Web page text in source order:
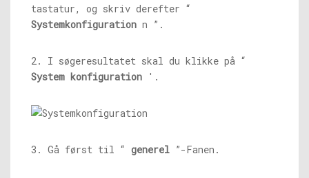
tastatur, og skriv derefter “
Systemkonfiguration n ”.
2. I søgeresultatet skal du klikke på “
System konfiguration '.
3. Gå først til “ generel ”-Fanen.